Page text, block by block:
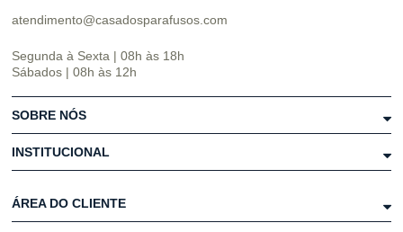
atendimento@casadosparafusos.com
Segunda à Sexta | 08h às 18h
Sábados | 08h às 12h
SOBRE NÓS
INSTITUCIONAL
ÁREA DO CLIENTE